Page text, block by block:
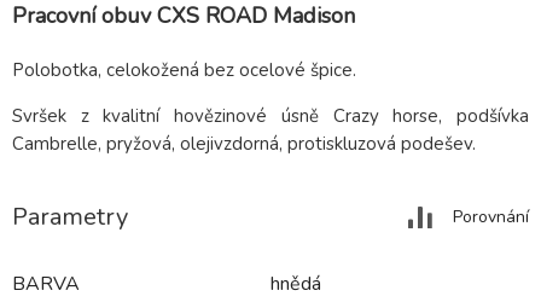
Pracovní obuv CXS ROAD Madison
Polobotka, celokožená bez ocelové špice.
Svršek z kvalitní hovězinové úsně Crazy horse, podšívka
Cambrelle, pryžová, olejivzdorná, protiskluzová podešev.
Parametry Porovnání
BARVA
hnědá